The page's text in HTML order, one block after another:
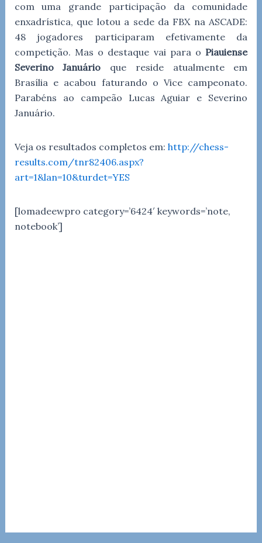
com uma grande participação da comunidade
enxadrística, que lotou a sede da FBX na ASCADE:
48 jogadores participaram efetivamente da
competição. Mas o destaque vai para o Piauiense
Severino Januário que reside atualmente em
Brasília e acabou faturando o Vice campeonato.
Parabéns ao campeão Lucas Aguiar e Severino
Januário.
Veja os resultados completos em: http://chess-
results.com/tnr82406.aspx?
art=1&lan=10&turdet=YES
[lomadeewpro category=’6424′ keywords=’note,
notebook’]